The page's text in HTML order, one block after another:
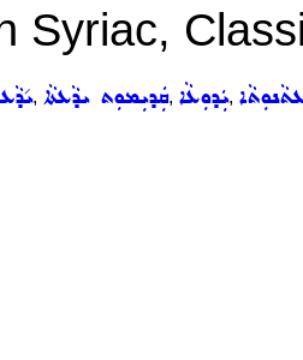
Syriac,
, ܩܲܕܝܼܡܘܼܬ ܝܕܵܥܬܵܐ, ܝܲܕܘܼܥܵܐ,